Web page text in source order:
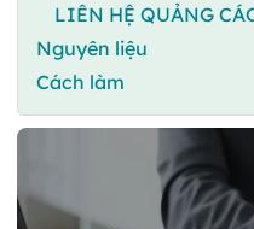
LIÊN HỆ QUẢNG
Nguyên liệu
Cách làm